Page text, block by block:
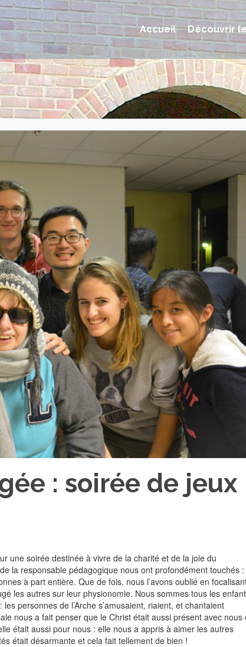
Accueil Découvrir
: soirée de jeux
une soirée destinée à vivre de la charité et de la joie du
la responsable pédagogique nous ont profondément touchés :
à part entière. Que de fois, nous l’avons oublié en
les autres sur leur physionomie. Nous sommes tous les
personnes de l’Arche s’amusaient, riaient, et chantaient
nous a fait penser que le Christ était aussi présent avec nous
était aussi pour nous : elle nous a appris à aimer les autres
était désarmante et cela fait tellement de bien !